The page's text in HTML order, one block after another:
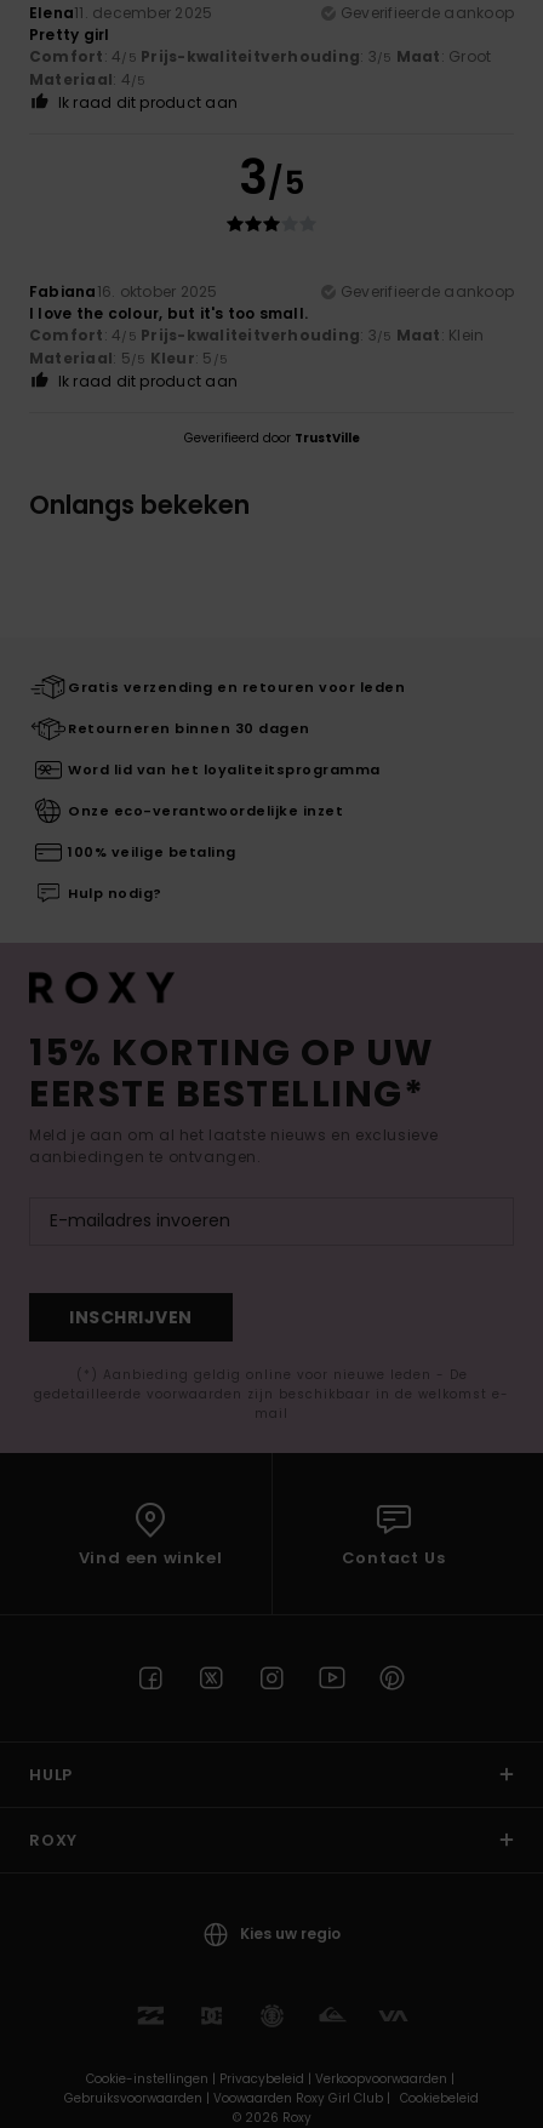
Elena11. december 2025
Geverifieerde aankoop
Pretty girl
Comfort: 4/5 Prijs-kwaliteitverhouding: 3/5 Maat: Groot
Materiaal: 4/5
Ik raad dit product aan
3/5
Fabiana16. oktober 2025
Geverifieerde aankoop
I love the colour, but it's too small.
Comfort: 4/5 Prijs-kwaliteitverhouding: 3/5 Maat: Klein
Materiaal: 5/5 Kleur: 5 /5
Ik raad dit product aan
Geverifieerd door TrustVille
Onlangs bekeken
Gratis verzending en retouren voor leden
Retourneren binnen 30 dagen
Word lid van het loyaliteitsprogramma
Onze eco-verantwoordelijke inzet
100% veilige betaling
Hulp nodig?
15% KORTING OP UW
EERSTE BESTELLING*
Meld je aan om al het laatste nieuws en exclusieve
aanbiedingen te ontvangen.
INSCHRIJVEN
(*) Aanbieding geldig online voor nieuwe leden - De
gedetailleerde voorwaarden zijn beschikbaar in de welkomst e-
mail
Vind een winkel Contact Us
HULP
ROXY
Kies uw regio
Cookie-instellingen | Privacybeleid | Verkoopvoorwaarden |
Gebruiksvoorwaarden | Voowaarden Roxy Girl Club | Cookiebeleid
© 2026 Roxy